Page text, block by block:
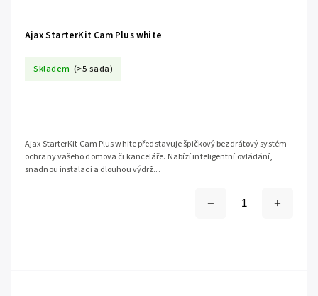
Ajax StarterKit Cam Plus white
Skladem (>5 sada)
Ajax StarterKit Cam Plus white představuje špičkový bezdrátový systém
ochrany vašeho domova či kanceláře. Nabízí inteligentní ovládání,
snadnou instalaci a dlouhou výdrž...